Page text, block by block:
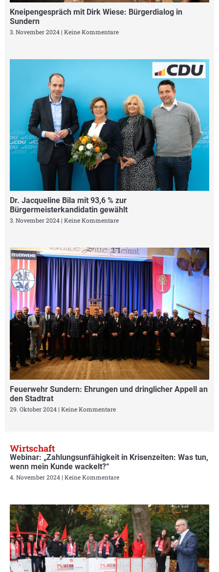
Kneipengespräch mit Dirk Wiese: Bürgerdialog in
Sundern
3. November 2024 Keine Kommentare
Dr. Jacqueline Bila mit 93,6 % zur
Bürgermeisterkandidatin gewählt
3. November 2024 Keine Kommentare
Feuerwehr Sundern: Ehrungen und dringlicher Appell an
den Stadtrat
29. Oktober 2024 Keine Kommentare
Wirtschaft
Webinar: „Zahlungsunfähigkeit in Krisenzeiten: Was tun,
wenn mein Kunde wackelt?“
4. November 2024 Keine Kommentare